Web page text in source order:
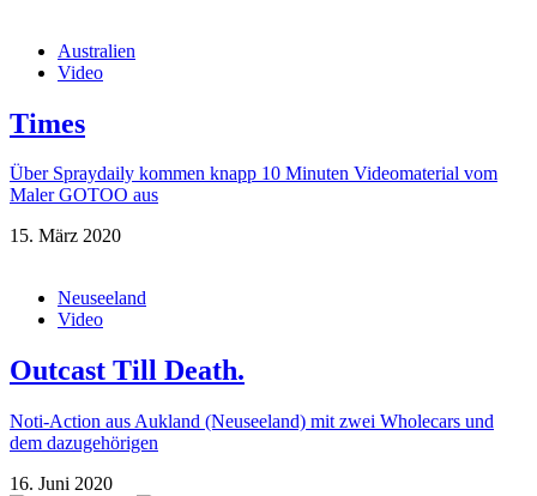
Australien
Video
Times
Über Spraydaily kommen knapp 10 Minuten Videomaterial vom
Maler GOTOO aus
15. März 2020
Neuseeland
Video
Outcast Till Death.
Noti-Action aus Aukland (Neuseeland) mit zwei Wholecars und
dem dazugehörigen
16. Juni 2020